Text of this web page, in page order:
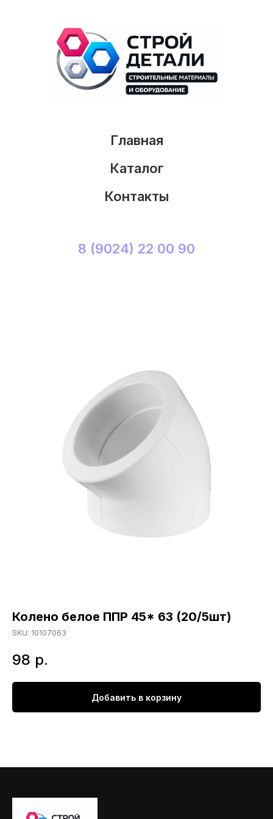
Главная
Каталог
Контакты
8 (9024) 22 00 90
Колено белое ППР 45* 63 (20/5шт)
SKU: 10107063
98 р.
Добавить в корзину